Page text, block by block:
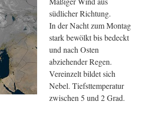
südlicher Richtung.
In der Nacht zum Montag
stark bewölkt bis bedeckt
und nach Osten
abziehender Regen.
Vereinzelt bildet sich
Nebel. Tiefsttemperatur
zwischen 5 und 2 Grad.